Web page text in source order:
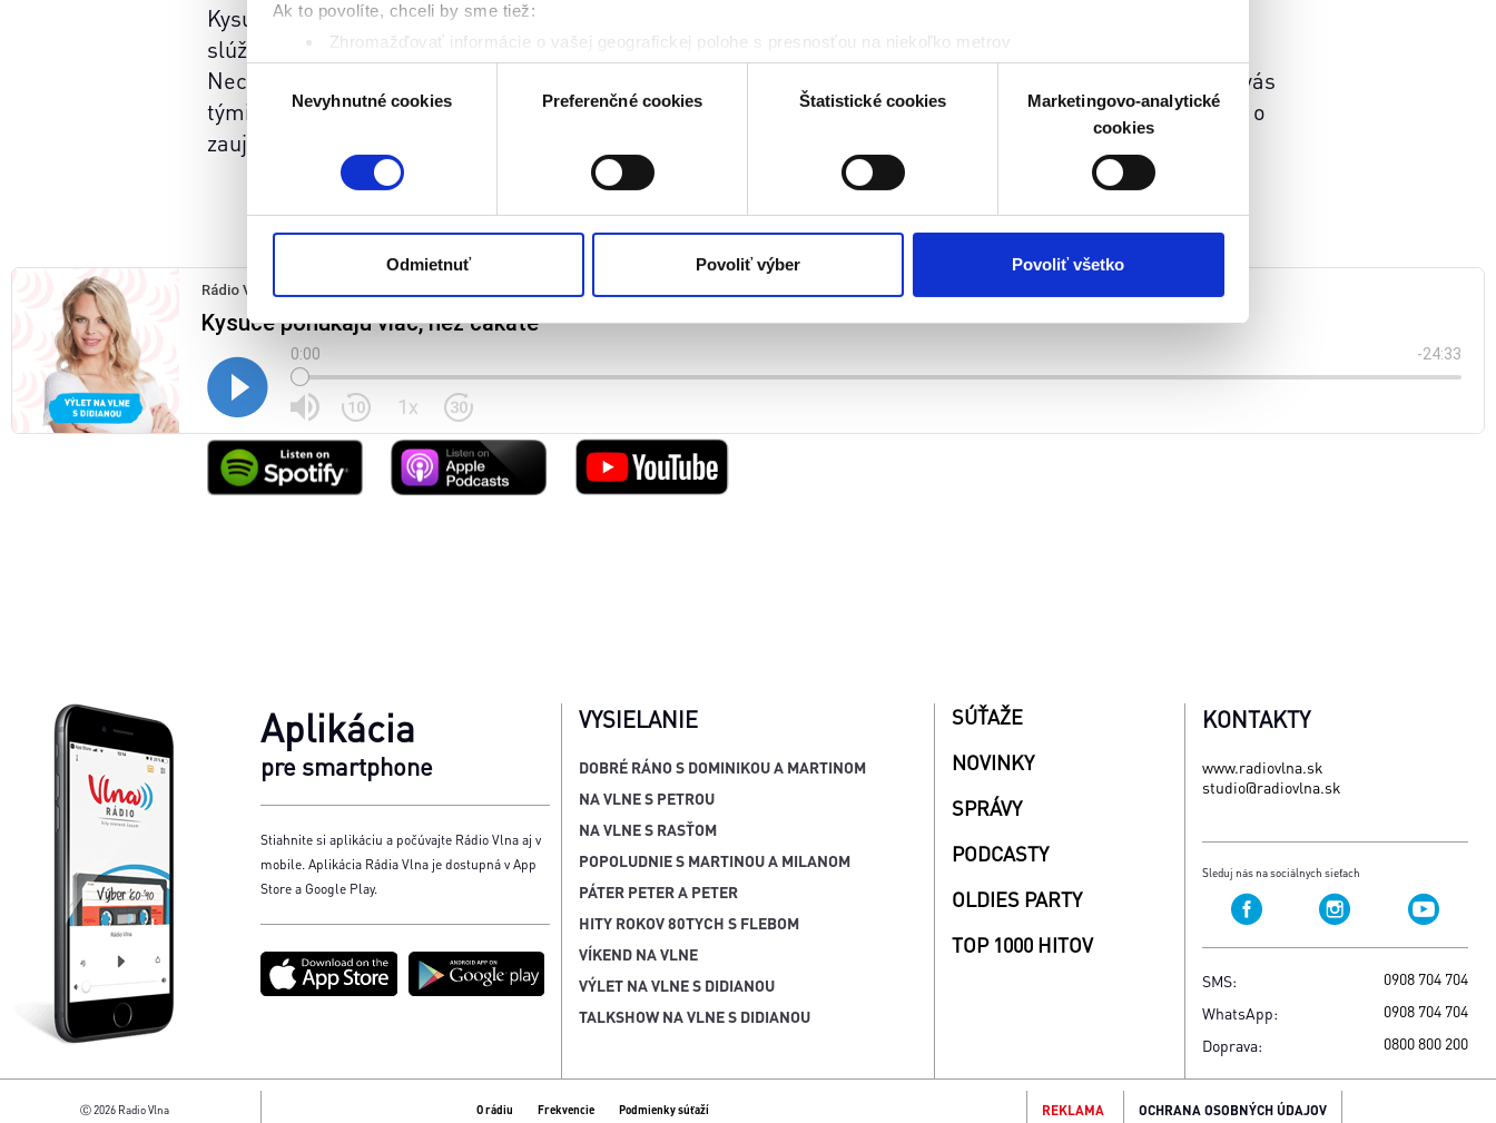
Ak to povolíte, chceli by sme tiež:
Zhromažďovať informácie o vašej geografickej polohe s presnosťou na niekoľko metrov
Identifikovať vaše zariadenie aktívnym skenovaním konkrétnych charakteristík (odtlačky prstov).
Viac informácií o tom, ako sa spracúvajú vaše osobné údaje, nájdete v časti s vašimi nastaveniami. Súhlas môžete
Naša webstránka používa cookies. Aktívnym nastavením nám udelíte súhlas s využívaním štatistických a marketingovo-
jednoducho ako ste nám ho udelili opätovným vyvolaním tejto cookie lišty cez nastavenia ochrany súkromia. Odvolanie
súhlasu nemá vplyv na zákonnosť spracúvania vychádzajúceho zo súhlasu pred jeho odvolaním. Viac informácií o
súhlasuNevyhnutné cookies Preferenčné cookies Štatistické cookies
Marketingovo-analytické
cookies
Odmietnuť Povoliť výber Povoliť všetko
Kysuce ukrývajú množstvo zaujímavostí – od historickej kysucko-oravskej lesnej železnice, ktorá kedysi
slúžila na prevoz dreva, až po unikátny ropný prameň v Korni, kde ropa prirodzene vyviera na povrch.
Nechýbajú ani tradičné chute regiónu, ako strapačky či poctivá kapustnica. Na Výlete na Vlne s Didianou vás
týmito miestami prevedie riaditeľka oblastnej organizácie cestovného ruchu Radka Zimková. Reč bude aj o
zaujímavosti, ktorá nesie názov „gule pre obrov“, a o tom, čo všetko sa oplatí na Kysuciach vidieť.
Aplikácia
pre smartphone
Stiahnite si aplikáciu a počúvajte Rádio Vlna aj v
mobile. Aplikácia Rádia Vlna je dostupná v App
Store a Google Play.
VYSIELANIE
DOBRÉ RÁNO S DOMINIKOU A MARTINOM
NA VLNE S PETROU
NA VLNE S RASŤOM
POPOLUDNIE S MARTINOU A MILANOM
PÁTER PETER A PETER
HITY ROKOV 80TYCH S FLEBOM
VÍKEND NA VLNE
VÝLET NA VLNE S DIDIANOU
TALKSHOW NA VLNE S DIDIANOU
SÚŤAŽE
NOVINKY
SPRÁVY
PODCASTY
OLDIES PARTY
TOP 1000 HITOV
KONTAKTY
www.radiovlna.sk
studio@radiovlna.sk
Sleduj nás na sociálnych sieťach
SMS:
0908 704 704
WhatsApp:
0908 704 704
Doprava:
0800 800 200
Ⓒ 2026 Radio Vlna O rádiu Frekvencie Podmienky súťaží REKLAMA OCHRANA OSOBNÝCH ÚDAJOV